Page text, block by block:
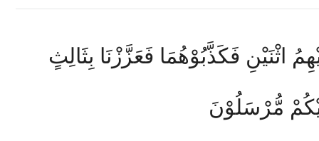
اثْنَيْنِ فَكَذَّبُوْهُمَا فَعَزَّزْنَا بِثَالِثٍ
مُّرْسَلُوْنَ